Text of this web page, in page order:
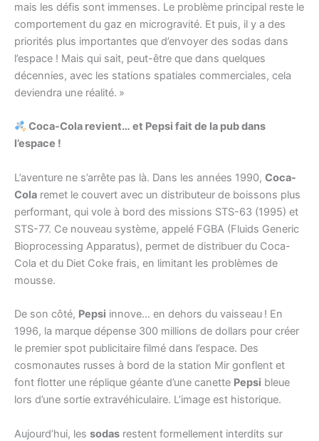
mais les défis sont immenses. Le problème principal reste le
comportement du gaz en microgravité. Et puis, il y a des
priorités plus importantes que d’envoyer des sodas dans
l’espace ! Mais qui sait, peut-être que dans quelques
décennies, avec les stations spatiales commerciales, cela
deviendra une réalité. »
Coca-Cola revient… et Pepsi fait de la pub dans
l’espace !
L’aventure ne s’arrête pas là. Dans les années 1990, Coca-
Cola remet le couvert avec un distributeur de boissons plus
performant, qui vole à bord des missions STS-63 (1995) et
STS-77. Ce nouveau système, appelé FGBA (Fluids Generic
Bioprocessing Apparatus), permet de distribuer du Coca-
Cola et du Diet Coke frais, en limitant les problèmes de
mousse.
De son côté, Pepsi innove… en dehors du vaisseau ! En
1996, la marque dépense 300 millions de dollars pour créer
le premier spot publicitaire filmé dans l’espace. Des
cosmonautes russes à bord de la station Mir gonflent et
font flotter une réplique géante d’une canette Pepsi bleue
lors d’une sortie extravéhiculaire. L’image est historique.
Aujourd’hui, les sodas restent formellement interdits sur